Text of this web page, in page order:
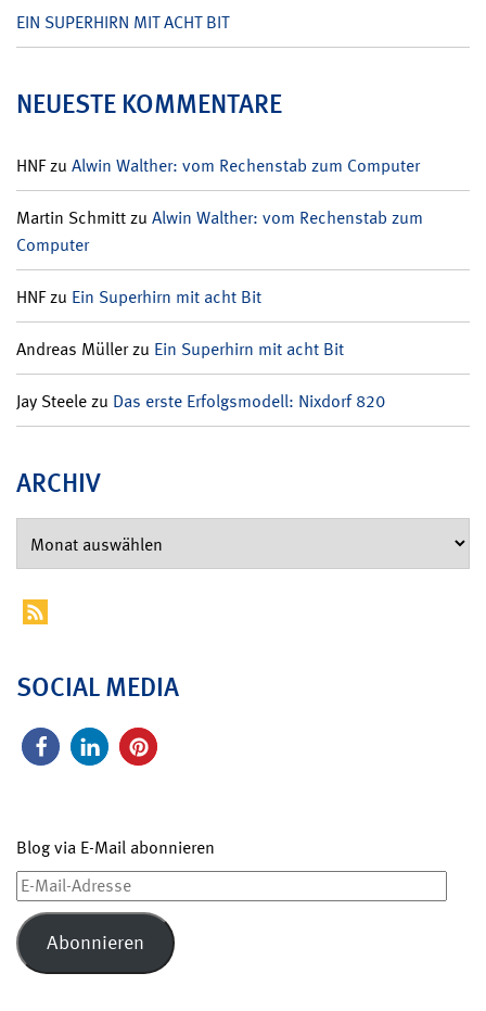
EIN SUPERHIRN MIT ACHT BIT
NEUESTE KOMMENTARE
HNFzu Alwin Walther: vom Rechenstab zum Computer
Martin Schmittzu Alwin Walther: vom Rechenstab zum
Computer
HNFzu Ein Superhirn mit acht Bit
Andreas Müllerzu Ein Superhirn mit acht Bit
Jay Steelezu Das erste Erfolgsmodell: Nixdorf 820
ARCHIV
SOCIAL MEDIA
Blog via E-Mail abonnieren
E-
Mail-
Adresse
Abonnieren